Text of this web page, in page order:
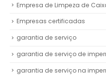
Empresa de Limpeza de
Empresas certificadas
garantia de serviço
garantia de serviço de
garantia de serviço na